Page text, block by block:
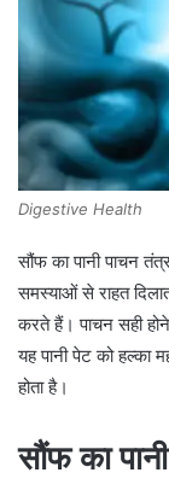
Digestive Health
सौंफ का पानी पाचन
समस्याओं से राहत
करते हैं। पाचन सही
यह पानी पेट को
होता है।
सौंफ का